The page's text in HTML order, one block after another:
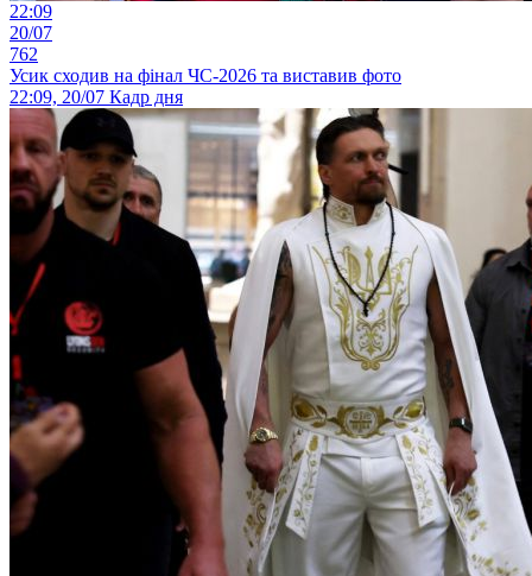
22:09
20/07
762
Усик сходив на фінал ЧС-2026 та виставив фото
22:09, 20/07 Кадр дня